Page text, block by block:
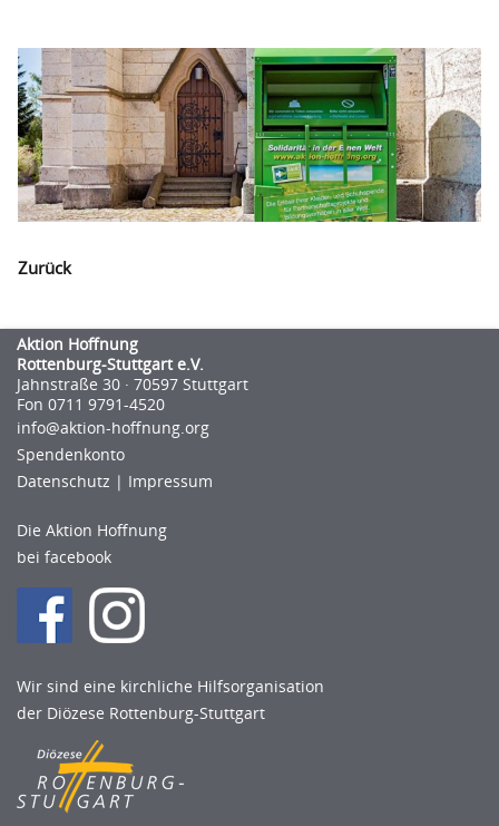
Zurück
Aktion Hoffnung
Rottenburg-Stuttgart e.V.
Jahnstraße 30 · 70597 Stuttgart
Fon 0711 9791-4520
info@aktion-hoﬀnung.org
Spendenkonto
Datenschutz | Impressum
Die Aktion Hoffnung
bei facebook
Wir sind eine kirchliche Hilfsorganisation
der Diözese Rottenburg-Stuttgart